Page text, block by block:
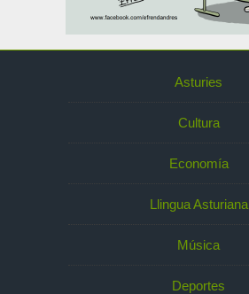
Asturies
Cultura
Economía
Llingua Asturiana
Música
Deportes